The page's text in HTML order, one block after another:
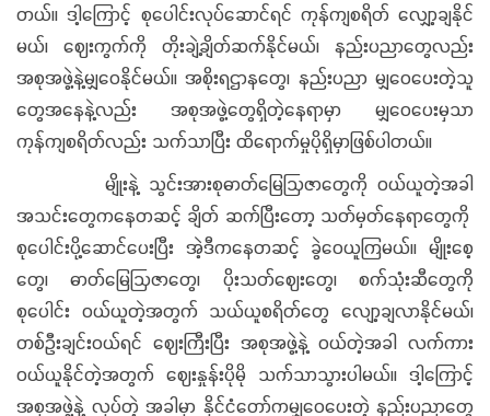
တယ်။ ဒါ့ကြောင့် စုပေါင်းလုပ်ဆောင်ရင် ကုန်ကျစရိတ် လျှော့ချနိုင်
မယ်၊ ဈေးကွက်ကို တိုးချဲ့ချိတ်ဆက်နိုင်မယ်၊ နည်းပညာတွေလည်း
အစုအဖွဲ့နဲ့မျှဝေနိုင်မယ်။ အစိုးရဌာနတွေ၊ နည်းပညာ မျှဝေပေးတဲ့သူ
တွေအနေနဲ့လည်း အစုအဖွဲ့တွေရှိတဲ့နေရာမှာ မျှဝေပေးမှသာ
ကုန်ကျစရိတ်လည်း သက်သာပြီး ထိရောက်မှုပိုရှိမှာဖြစ်ပါတယ်။
မျိုးနဲ့ သွင်းအားစုဓာတ်မြေဩဇာတွေကို ဝယ်ယူတဲ့အခါ
အသင်းတွေကနေတဆင့် ချိတ် ဆက်ပြီးတော့ သတ်မှတ်နေရာတွေကို
စုပေါင်းပို့ဆောင်ပေးပြီး အဲ့ဒီကနေတဆင့် ခွဲဝေယူကြမယ်။ မျိုးစေ့
တွေ၊ ဓာတ်မြေဩဇာတွေ၊ ပိုးသတ်ဈေးတွေ၊ စက်သုံးဆီတွေကို
စုပေါင်း ဝယ်ယူတဲ့အတွက် သယ်ယူစရိတ်တွေ လျော့ချလာနိုင်မယ်၊
တစ်ဦးချင်းဝယ်ရင် ဈေးကြီးပြီး အစုအဖွဲ့နဲ့ ဝယ်တဲ့အခါ လက်ကား
ဝယ်ယူနိုင်တဲ့အတွက် ဈေးနှုန်းပိုမို သက်သာသွားပါမယ်။ ဒါ့ကြောင့်
အစုအဖွဲ့နဲ့ လုပ်တဲ့ အခါမှာ နိုင်ငံတော်ကမျှဝေပေးတဲ့ နည်းပညာတွေ